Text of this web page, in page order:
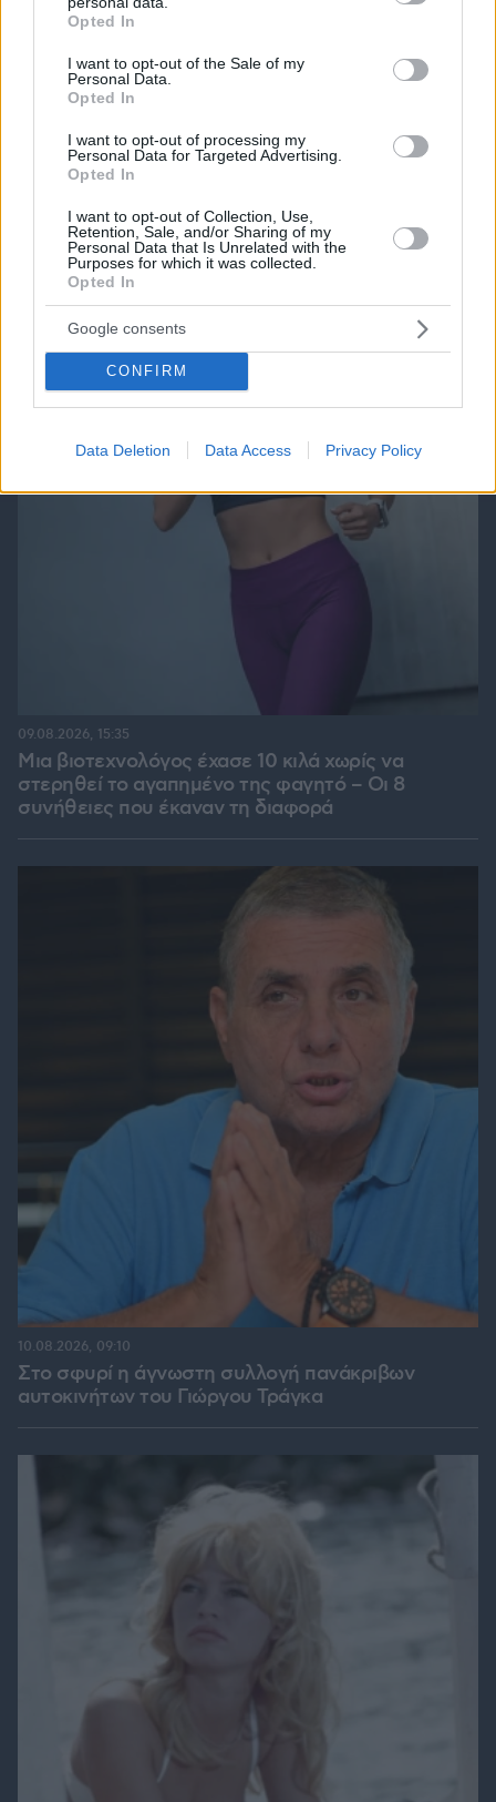
grant or deny consent to Google and its third-party tags to
use your data for below specified purposes in below Google
consent section.
Opted In
I want to opt-out of the Sale of my
Personal Data.
Opted In
I want to opt-out of processing my
Personal Data for Targeted Advertising.
Opted In
I want to opt-out of Collection, Use,
Retention, Sale, and/or Sharing of my
Personal Data that Is Unrelated with the
Purposes for which it was collected.
Opted In
Google consents
CONFIRM
Data Deletion Data Access Privacy Policy
Cut The Rope Northern Heights Candy
ΔΕΙΤΕ ΟΛΑ ΤΑ GAMES
Best of Network
Μια βιοτεχνολόγος έχασε 10 κιλά χωρίς να
στερηθεί το αγαπημένο της φαγητό – Οι 8
συνήθειες που έκαναν τη διαφορά
09.08.2026, 15:35
Στο σφυρί η άγνωστη συλλογή πανάκριβων
αυτοκινήτων του Γιώργου Τράγκα
10.08.2026, 09:10